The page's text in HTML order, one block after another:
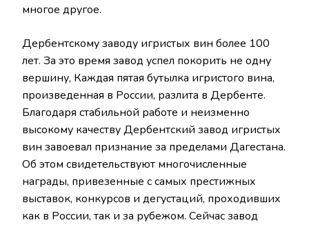
многое другое.
Дербентскому заводу игристых вин более 100
лет. За это время завод успел покорить не одну
вершину, Каждая пятая бутылка игристого вина,
произведенная в России, разлита в Дербенте.
Благодаря стабильной работе и неизменно
высокому качеству Дербентский завод игристых
вин завоевал признание за пределами Дагестана.
Об этом свидетельствуют многочисленные
награды, привезенные с самых престижных
выставок, конкурсов и дегустаций, проходивших
как в России, так и за рубежом. Сейчас завод